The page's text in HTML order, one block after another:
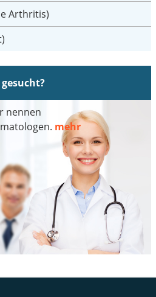
Arthritis)
nennen
mehr